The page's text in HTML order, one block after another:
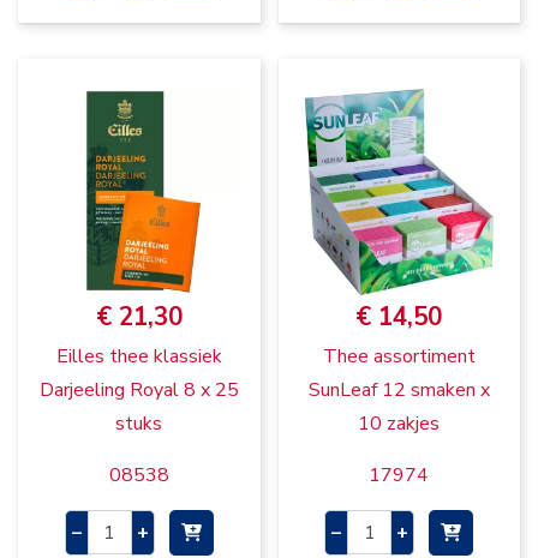
€ 21,30
Eilles thee klassiek
Darjeeling Royal 8 x 25
stuks
08538
– +
€ 14,50
Thee assortiment
SunLeaf 12 smaken x
10 zakjes
17974
– +